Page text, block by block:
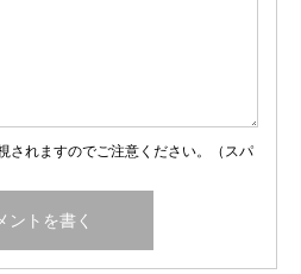
されますのでご注意ください。（スパ